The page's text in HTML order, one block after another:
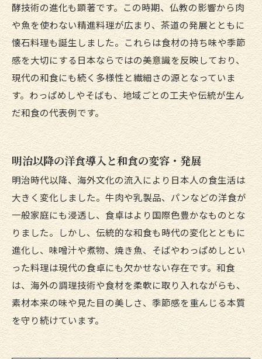
酵技術の進化も顕著です。この時期、仏教の影響から肉
や魚を使わない精進料理が広まり、茶道の発展とともに
懐石料理も誕生しました。これらは食材の持ち味や季節
感を大切にする日本ならではの美意識を反映しており、
現代の和食にも続く多様性と繊細さの源となっていま
す。わっぱめしやそばも、地域ごとの工夫や伝統が生ん
だ和食の代表例です。
明治以降の洋食導入と和食の変容・発展
明治時代以降、海外文化の流入により日本人の食生活は
大きく変化しました。牛肉や乳製品、パンなどの洋食が
一般家庭にも浸透し、食卓はより国際色豊かなものとな
りました。しかし、伝統的な和食も時代の変化とともに
進化し、味噌汁や煮物、焼き魚、そばやわっぱめしとい
った料理は現代の食卓にも欠かせない存在です。和食
は、海外の調理技術や食材を柔軟に取り入れながらも、
素材本来の味や見た目の美しさ、季節感を重んじる本質
を守り続けています。